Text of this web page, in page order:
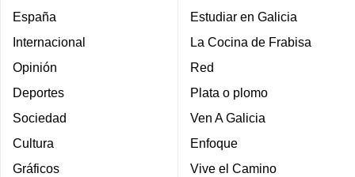
España
Internacional
Opinión
Deportes
Sociedad
Cultura
Gráficos
Estudiar en Galicia
La Cocina de Frabisa
Red
Plata o plomo
Ven A Galicia
Enfoque
Vive el Camino